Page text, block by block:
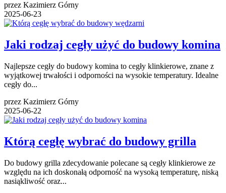
przez Kazimierz Górny
2025-06-23
Jaki rodzaj cegły użyć do budowy komina
Najlepsze cegły do budowy komina to cegły klinkierowe, znane z
wyjątkowej trwałości i odporności na wysokie temperatury. Idealne
cegły do...
przez Kazimierz Górny
2025-06-22
Którą cegłę wybrać do budowy grilla
Do budowy grilla zdecydowanie polecane są cegły klinkierowe ze
względu na ich doskonałą odporność na wysoką temperaturę, niską
nasiąkliwość oraz...